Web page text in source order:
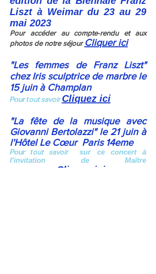
Liszt à Weimar du 23 au 29
mai 2023
Pour accéder au compte-rendu et aux
photos de notre séjour Cliquer ici
"Les femmes de Franz Liszt"
chez Iris sculptrice de marbre le
15 juin à Champlan
Pour tout savoirCliquez ici
"La fête de la musique avec
Giovanni Bertolazzi" le 21 juin à
l'Hôtel Le CœurParis 14eme
Pour tout savoir
sur ce concert à
l'invitation de Maître
Cliquez ici